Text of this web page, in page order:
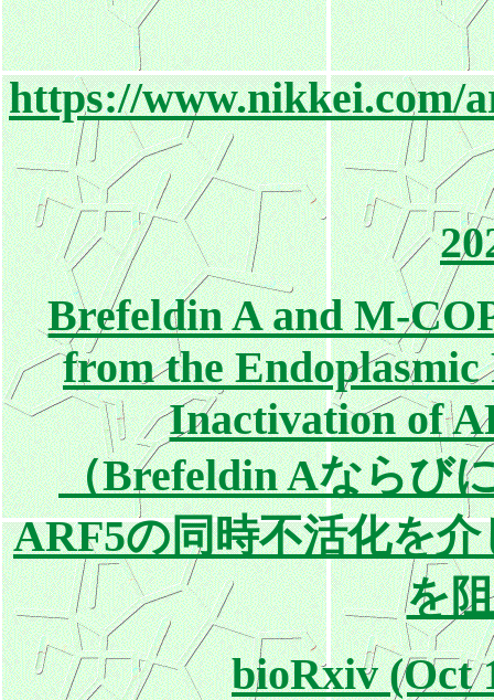
https://www.nikkei.com/
Brefeldin A and M-
from the
Inactivation of
（Brefeldin Aならび
ARF5の同時不活化を
を
bioRxiv (Oct